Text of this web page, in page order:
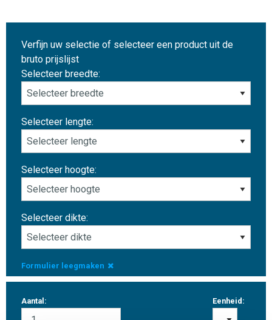
Verfijn uw selectie of selecteer een product uit de
bruto prijslijst
Selecteer breedte:
Selecteer lengte:
Selecteer hoogte:
Selecteer dikte:
Formulier leegmaken
Aantal: Eenheid: